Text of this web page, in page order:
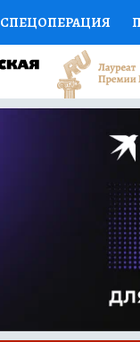
СПЕЦОПЕРАЦИЯ
НАУКА СПОРТ
ДОКТОР
ПРОГНОЗЫ НА